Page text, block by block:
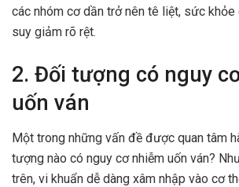
các nhóm cơ dần trở nên tê liệt, sức khỏe
suy giảm rõ rệt.
2. Đối tượng có nguy
uốn ván
Một trong những vấn đề được quan tâm
tượng nào có nguy cơ nhiễm uốn ván?
trên, vi khuẩn dễ dàng xâm nhập vào cơ